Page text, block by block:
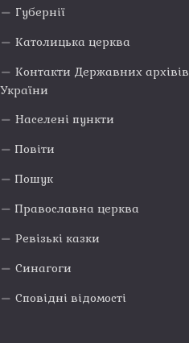
Губернії
Католицька церква
Контакти Державних архівів
України
Населені пункти
Повіти
Пошук
Православна церква
Ревізькі казки
Синагоги
Сповідні відомості